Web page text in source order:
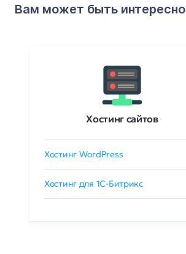
Вам может быть интересно
Хостинг сайтов
Хостинг WordPress
Хостинг для 1C-Битрикс